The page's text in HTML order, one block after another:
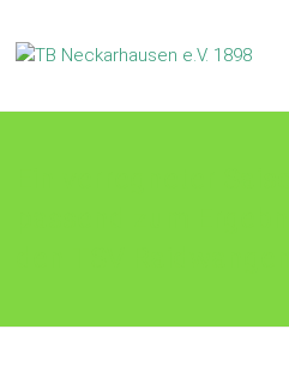
content
TB
Neckarhausen